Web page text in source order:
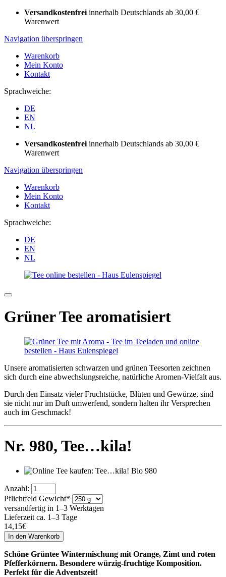
Versandkostenfrei innerhalb Deutschlands ab 30,00 €
Warenwert
Navigation überspringen
Warenkorb
Mein Konto
Kontakt
Sprachweiche:
DE
EN
NL
Versandkostenfrei innerhalb Deutschlands ab 30,00 €
Warenwert
Navigation überspringen
Warenkorb
Mein Konto
Kontakt
Sprachweiche:
DE
EN
NL
Grüner Tee aromatisiert
Unsere aromatisierten schwarzen und grünen Teesorten zeichnen
sich durch eine abwechslungsreiche, natürliche Aromen-Vielfalt aus.
Durch den Einsatz vieler Fruchtstücke, Blüten und Gewürze, sind
sie nicht nur im Duft umwerfend, sondern halten ihr Versprechen
auch im Geschmack!
Nr. 980, Tee…kila!
Anzahl:
Pflichtfeld Gewicht*
versandfertig in 1–3 Werktagen
Lieferzeit ca. 1–3 Tage
14,15€
Schöne Grüntee Wintermischung mit Orange, Zimt und roten
Pfefferkörnern. Besondere würzig-fruchtige Komposition.
Perfekt für die Adventszeit!